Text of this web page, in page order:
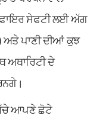
ਫਾਇਰ ਸੇਫਟੀ ਲਈ ਅੱਗ
ਪਾਣੀ ਦੀਆਂ ਕੁਝ
ਅਥਾਰਿਟੀ ਦੇ
ਆਪਣੇ ਛੋਟੇ